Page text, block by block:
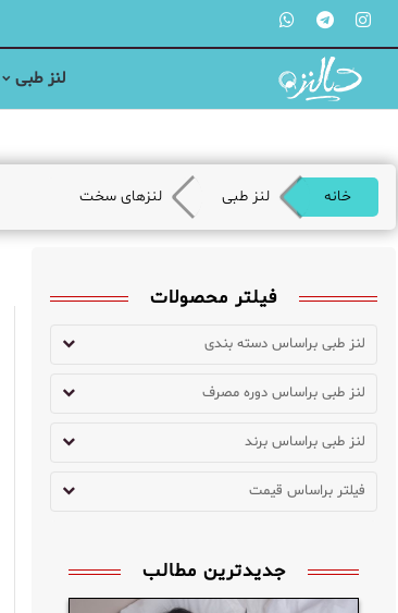
لنز طبی
خانه لنز طبی لنزهای سخت
فیلتر محصولات
لنز طبی براساس دسته بندی
لنز طبی براساس دوره مصرف
لنز طبی براساس برند
فیلتر براساس قیمت
جدیدترین مطالب